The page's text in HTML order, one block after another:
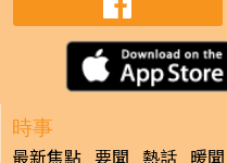
時事
最新焦點 要聞 熱話 暖聞